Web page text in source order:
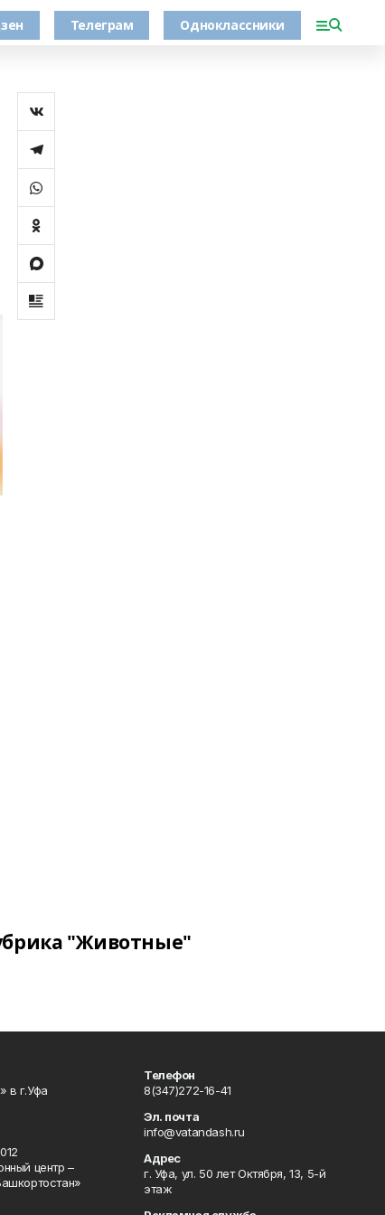
Телеграм Одноклассники
"Животные"
в г.Уфа
центр –
Телефон
8(347)272-16-41
Эл. почта
info@vatandash.ru
Адрес
г. Уфа, ул. 50 лет Октября, 13, 5-й
этаж